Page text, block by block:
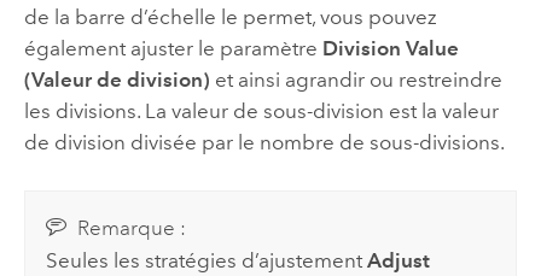
de la barre d’échelle le permet, vous pouvez
également ajuster le paramètre Division Value
(Valeur de division) et ainsi agrandir ou restreindre
les divisions. La valeur de sous-division est la valeur
de division divisée par le nombre de sous-divisions.
Remarque :
Seules les stratégies d’ajustementAdjust